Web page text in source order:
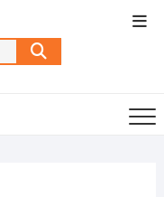
Search
…